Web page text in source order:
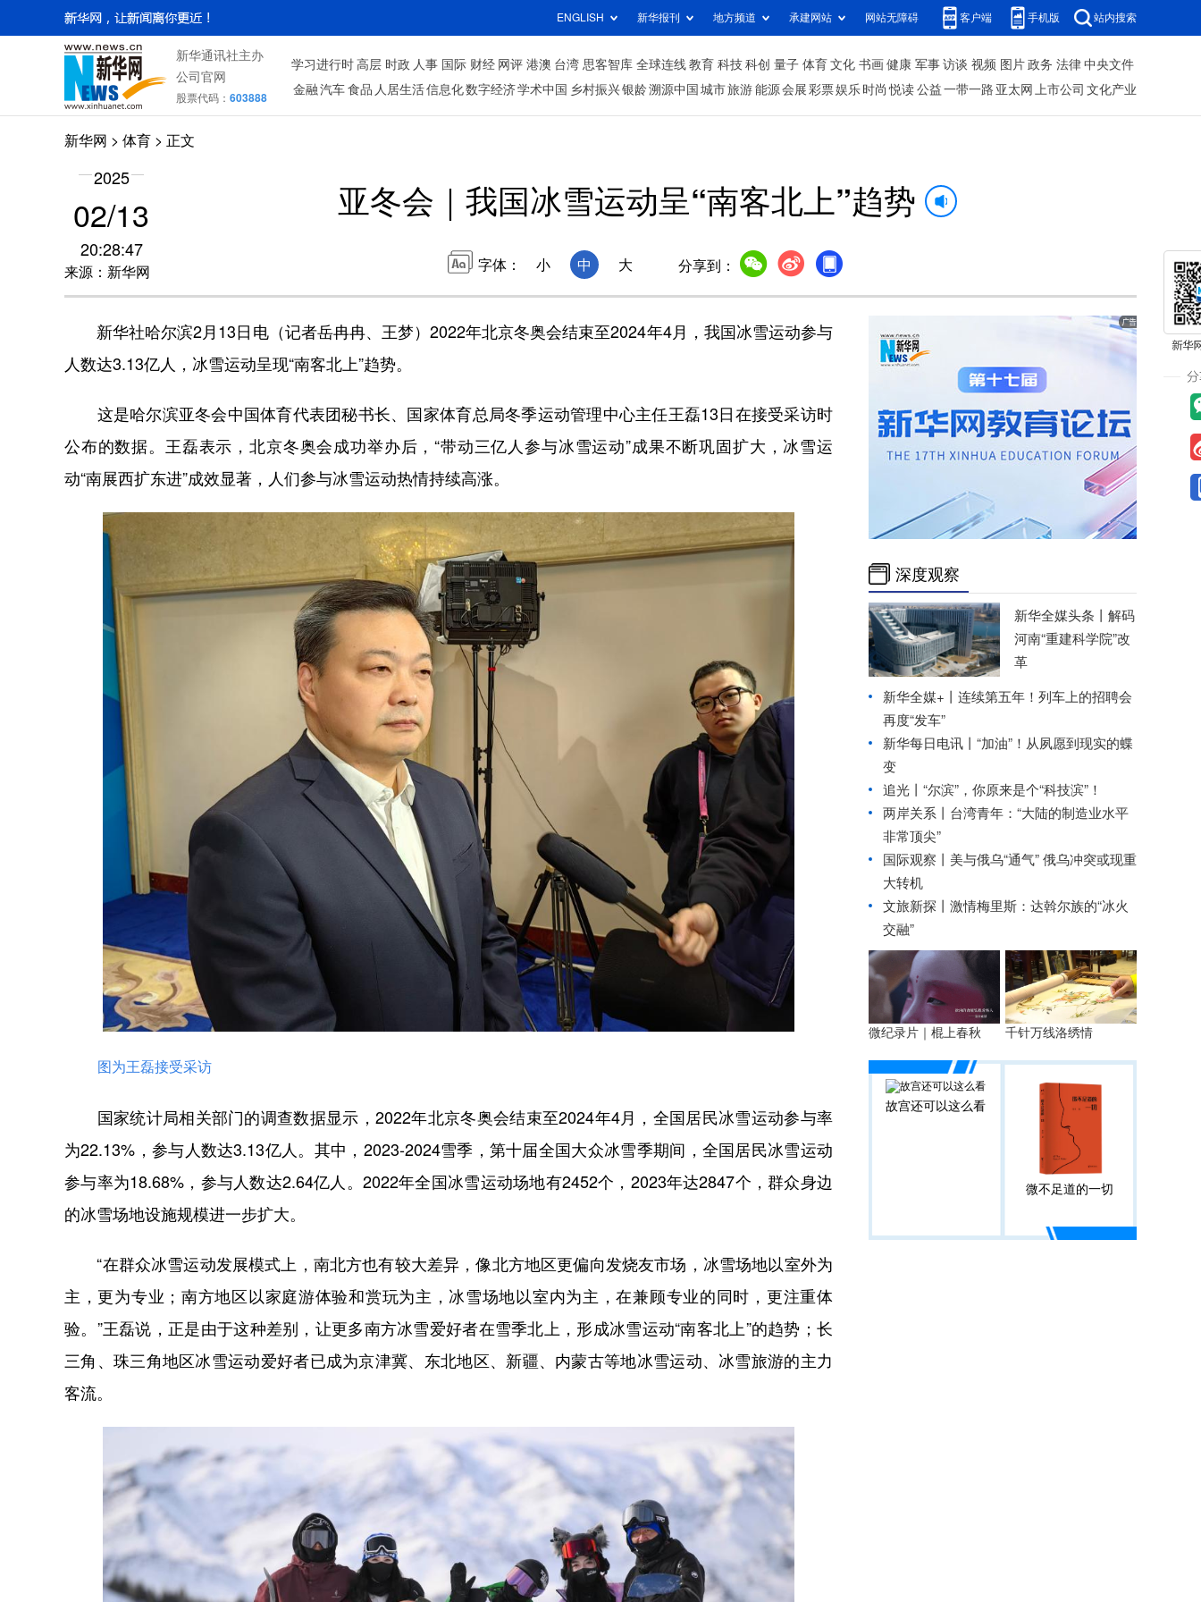
ENGLISH 新华报刊 地方频道 承建网站 网站无障碍 客户端 手机版 站内搜索
新华通讯社主办
公司官网
股票代码： 603888
学习进行时 高层 时政 人事 国际 财经 网评 港澳 台湾 思客智库 全球连线 教育 科技 科创 量子 体育 文化 书画 健康 军事 访谈 视频 图片 政务 法律 中央文件
金融 汽车 食品 人居生活信息化数字经济学术中国 乡村振兴银龄溯源中国 城市旅游 能源 会展 彩票娱乐 时尚 悦读 公益 一带一路 亚太网 上市公司 文化产业
新华网 > 体育 > 正文
2025
02/13
20:28:47
来源：新华网
亚冬会｜我国冰雪运动呈“南客北上”趋势
字体： 小 中 大 分享到：
新华社哈尔滨2月13日电（记者岳冉冉、王梦）2022年北京冬奥会结束至2024年4月，我国冰雪运动参与
人数达3.13亿人，冰雪运动呈现“南客北上”趋势。
这是哈尔滨亚冬会中国体育代表团秘书长、国家体育总局冬季运动管理中心主任王磊13日在接受采访时
公布的数据。王磊表示，北京冬奥会成功举办后，“带动三亿人参与冰雪运动”成果不断巩固扩大，冰雪运
动“南展西扩东进”成效显著，人们参与冰雪运动热情持续高涨。
图为王磊接受采访
国家统计局相关部门的调查数据显示，2022年北京冬奥会结束至2024年4月，全国居民冰雪运动参与率
为22.13%，参与人数达3.13亿人。其中，2023-2024雪季，第十届全国大众冰雪季期间，全国居民冰雪运动
参与率为18.68%，参与人数达2.64亿人。2022年全国冰雪运动场地有2452个，2023年达2847个，群众身边
的冰雪场地设施规模进一步扩大。
“在群众冰雪运动发展模式上，南北方也有较大差异，像北方地区更偏向发烧友市场，冰雪场地以室外为
主，更为专业；南方地区以家庭游体验和赏玩为主，冰雪场地以室内为主，在兼顾专业的同时，更注重体
验。”王磊说，正是由于这种差别，让更多南方冰雪爱好者在雪季北上，形成冰雪运动“南客北上”的趋势；长
三角、珠三角地区冰雪运动爱好者已成为京津冀、东北地区、新疆、内蒙古等地冰雪运动、冰雪旅游的主力
客流。
深度观察
新华全媒头条丨 解码
河南“重建科学院”改
革
新华全媒+丨 连续第五年！列车上的招聘会
再度“发车”
新华每日电讯丨 “加油”！从夙愿到现实的蝶
变
追光丨 “尔滨”，你原来是个“科技滨”！
两岸关系丨 台湾青年：“大陆的制造业水平
非常顶尖”
国际观察丨 美与俄乌“通气” 俄乌冲突或现重
大转机
文旅新探丨激情梅里斯：达斡尔族的“冰火
交融”
微纪录片｜棍上春秋 千针万线洛绣情
故宫还可以这么看
微不足道的一切